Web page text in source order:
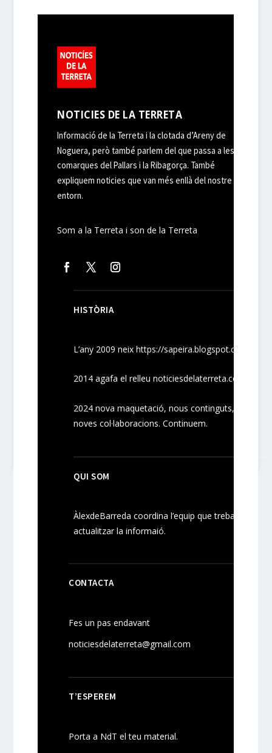
NOTICIES DE LA TERRETA
Informació de la Terreta i la clotada d’Areny de
Noguera, però també parlem del que passa a les
comarques del Pallars i la Ribagorça. També
expliquem noticies que van més enllà del nostre
entorn.
Som a la Terreta i son de la Terreta
HISTÒRIA
L’any 2009 neixhttps://sapeira.blogspot.com/
2014 agafa el relleu noticiesdelaterreta.com
2024nova maquetació, nouscontinguts,
novescol·laboracions. Continuem.
QUI SOM
ÀlexdeBarreda coordina l’equip que treballa per
actualitzar la informaió.
CONTACTA
Fes un pas endavant
noticiesdelaterreta@gmail.com
T’ESPEREM
Porta a NdT el teu material.